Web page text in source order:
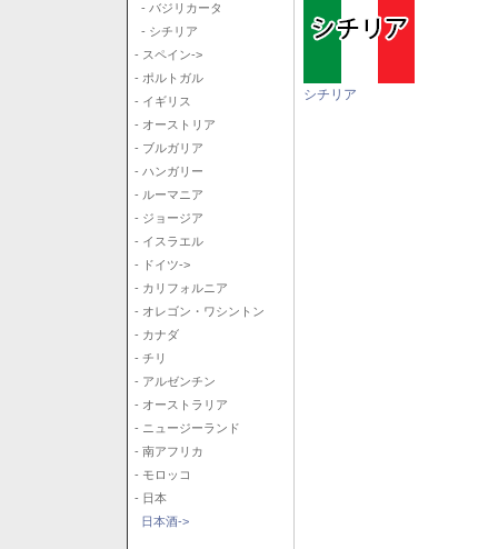
- バジリカータ
- シチリア
- スペイン->
- ポルトガル
- イギリス
- オーストリア
- ブルガリア
- ハンガリー
- ルーマニア
- ジョージア
- イスラエル
- ドイツ->
- カリフォルニア
- オレゴン・ワシントン
- カナダ
- チリ
- アルゼンチン
- オーストラリア
- ニュージーランド
- 南アフリカ
- モロッコ
- 日本
日本酒->
シチリア